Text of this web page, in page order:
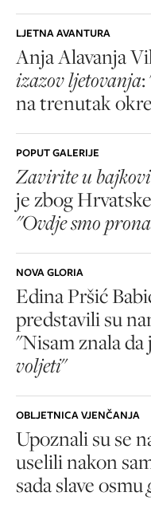
LJETNA AVANTURA
Anja Alavanja
izazov ljetovanja
na trenutak
POPUT GALERIJE
Zavirite u
je zbog
"Ovdje smo
NOVA GLORIA
Edina Pršić
predstavili su
"Nisam znala da
voljeti"
OBLJETNICA VJENČANJA
Upoznali su se
uselili nakon
sada slave osmu